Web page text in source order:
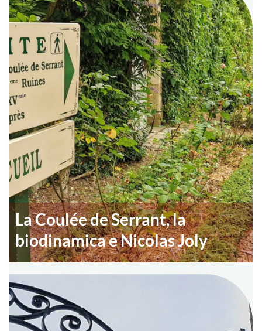
La Coulée de Serrant, la
biodinamica e Nicolas Joly